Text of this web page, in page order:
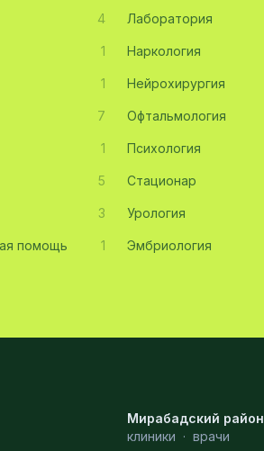
4 Лаборатория
1 Наркология
1 Нейрохирургия
7 Офтальмология
1 Психология
5 Стационар
3 Урология
помощь 1 Эмбриология
Мирабадский район
клиники · врачи